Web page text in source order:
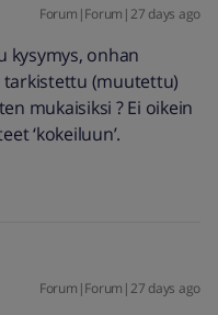
Forum|Forum|27 days ago
kysymys, onhan
(muutettu)
mukaisiksi ? Ei oikein
‘kokeiluun’.
Forum|Forum|27 days ago